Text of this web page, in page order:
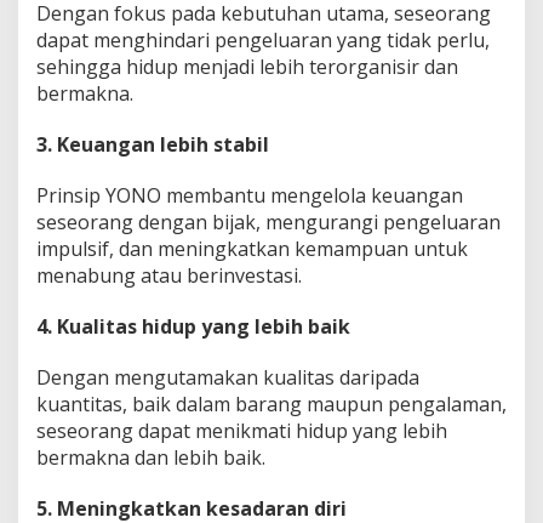
Dengan fokus pada kebutuhan utama, seseorang
dapat menghindari pengeluaran yang tidak perlu,
sehingga hidup menjadi lebih terorganisir dan
bermakna.
3. Keuangan lebih stabil
Prinsip YONO membantu mengelola keuangan
seseorang dengan bijak, mengurangi pengeluaran
impulsif, dan meningkatkan kemampuan untuk
menabung atau berinvestasi.
4. Kualitas hidup yang lebih baik
Dengan mengutamakan kualitas daripada
kuantitas, baik dalam barang maupun pengalaman,
seseorang dapat menikmati hidup yang lebih
bermakna dan lebih baik.
5. Meningkatkan kesadaran diri